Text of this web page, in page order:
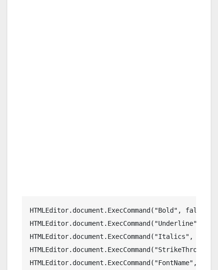
HTMLEditor.document.ExecCommand("Bold",
HTMLEditor.document.ExecCommand("Underline",
HTMLEditor.document.ExecCommand("Italics",
HTMLEditor.document.ExecCommand("FontName",